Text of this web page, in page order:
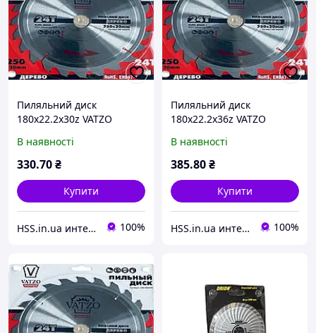
Пиляльний диск
180х22.2х30z VATZO
В наявності
330.70₴
Купити
HSS.in.ua интернет магазин деревообрабатывающего инструмента 100%
Пиляльний диск
180х22.2х36z VATZO
В наявності
385.80₴
Купити
HSS.in.ua интернет магазин деревообрабатывающего инструмента 100%